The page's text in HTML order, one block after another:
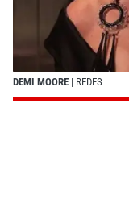
DEMI MOORE | REDES